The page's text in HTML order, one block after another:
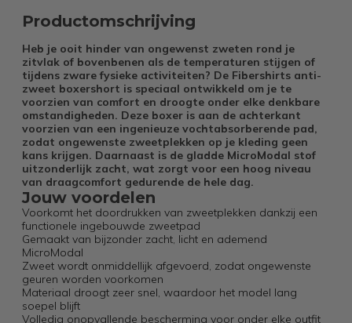
Productomschrijving
Heb je ooit hinder van ongewenst zweten rond je
zitvlak of bovenbenen als de temperaturen stijgen of
tijdens zware fysieke activiteiten? De Fibershirts anti-
zweet boxershort is speciaal ontwikkeld om je te
voorzien van comfort en droogte onder elke denkbare
omstandigheden. Deze boxer is aan de achterkant
voorzien van een ingenieuze vochtabsorberende pad,
zodat ongewenste zweetplekken op je kleding geen
kans krijgen. Daarnaast is de gladde MicroModal stof
uitzonderlijk zacht, wat zorgt voor een hoog niveau
van draagcomfort gedurende de hele dag.
Jouw voordelen
Voorkomt het doordrukken van zweetplekken dankzij een
functionele ingebouwde zweetpad
Gemaakt van bijzonder zacht, licht en ademend
MicroModal
Zweet wordt onmiddellijk afgevoerd, zodat ongewenste
geuren worden voorkomen
Materiaal droogt zeer snel, waardoor het model lang
soepel blijft
Volledig onopvallende bescherming voor onder elke outfit